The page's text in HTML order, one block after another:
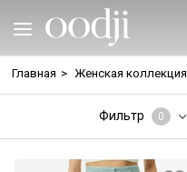
Главная > Женская коллекция
Фильтр 0